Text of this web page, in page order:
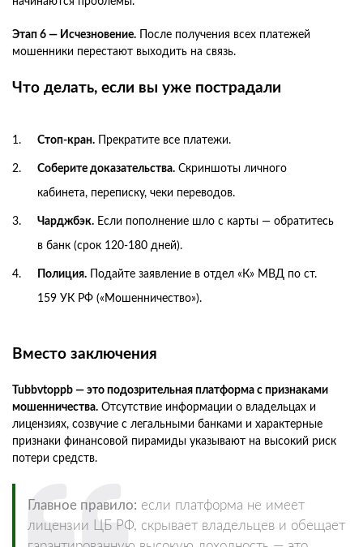
Этап 6 — Исчезновение. После получения всех платежей
мошенники перестают выходить на связь.
Что делать, если вы уже пострадали
Стоп-кран. Прекратите все платежи.
Соберите доказательства. Скриншоты личного
кабинета, переписку, чеки переводов.
Чарджбэк. Если пополнение шло с карты — обратитесь
в банк (срок 120-180 дней).
Полиция. Подайте заявление в отдел «К» МВД по ст.
159 УК РФ («Мошенничество»).
Вместо заключения
Tubbvtoppb — это подозрительная платформа с признаками
мошенничества. Отсутствие информации о владельцах и
лицензиях, созвучие с легальными банками и характерные
признаки финансовой пирамиды указывают на высокий риск
потери средств.
Главное правило: если платформа не имеет
лицензии ЦБ РФ, скрывает владельцев и обещает